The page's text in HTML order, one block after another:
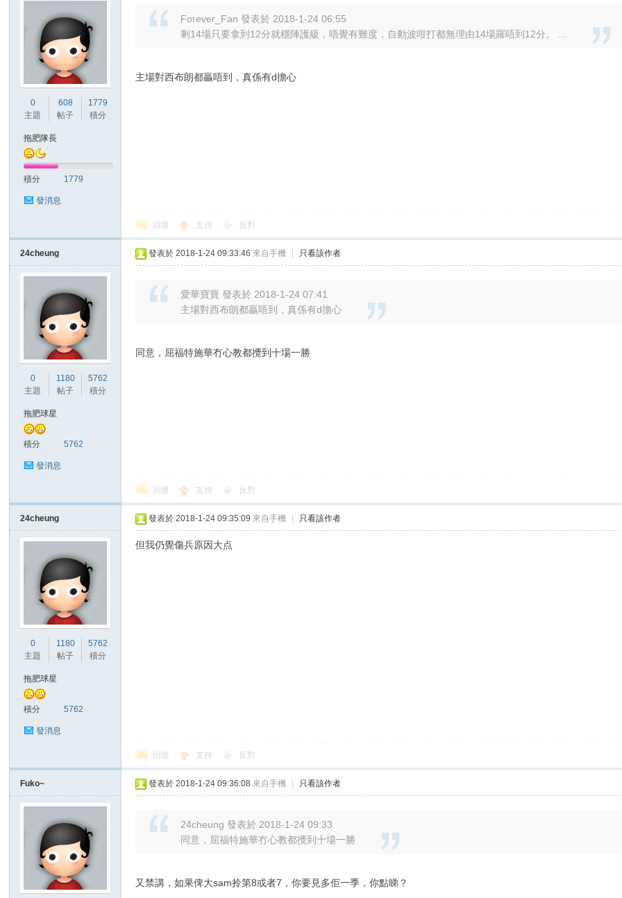
0
主題
608
帖子
1779
積分
拖肥隊長
積分 1779
發消息
Forever_Fan 發表於 2018-1-24 06:55
剩14場只要拿到12分就穩陣護級，唔覺有難度，自動波咁打都無理由14場羅唔到12分。 ...
主場對西布朗都贏唔到，真係有d擔心
回復 支持 反對
24cheung
0
主題
1180
帖子
5762
積分
拖肥球星
積分 5762
發消息
發表於 2018-1-24 09:33:46 來自手機 只看該作者
愛華寶寶 發表於 2018-1-24 07:41
主場對西布朗都贏唔到，真係有d擔心
同意，屈福特施華冇心教都攪到十場一勝
回復 支持 反對
24cheung
0
主題
1180
帖子
5762
積分
拖肥球星
積分 5762
發消息
發表於 2018-1-24 09:35:09 來自手機 只看該作者
但我仍覺傷兵原因大点
回復 支持 反對
Fuko~ 發表於 2018-1-24 09:36:08 來自手機 只看該作者
24cheung 發表於 2018-1-24 09:33
同意，屈福特施華冇心教都攪到十場一勝
又禁講，如果俾大sam拎第8或者7，你要見多佢一季，你點睇？